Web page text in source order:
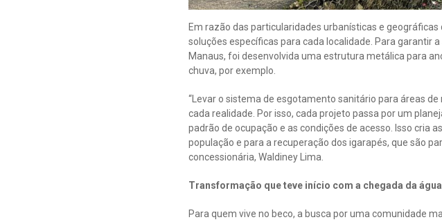
Em razão das particularidades urbanísticas e
soluções específicas para cada localidade. Para garantir
Manaus, foi desenvolvida uma estrutura metálica para
chuva, por exemplo.
“Levar o sistema de esgotamento sanitário para áreas
cada realidade. Por isso, cada projeto passa por um
padrão de ocupação e as condições de acesso. Isso cria
população e para a recuperação dos igarapés, que são
concessionária, Waldiney Lima.
Transformação que teve início com a chegada da
Para quem vive no beco, a busca por uma comunidade